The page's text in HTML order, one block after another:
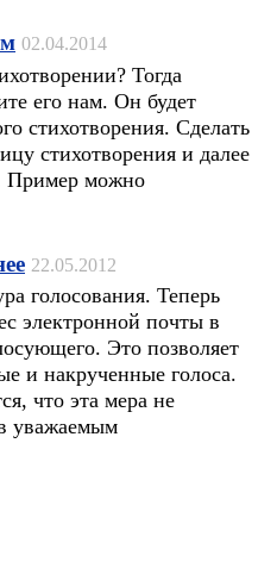
02.04.2014
Тогда
его нам. Он будет
стихотворения. Сделать
стихотворения и далее
Пример можно
22.05.2012
голосования. Теперь
электронной почты в
Это позволяет
и накрученные голоса.
что эта мера не
уважаемым